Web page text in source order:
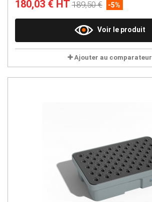
180,03 € HT 189,50 € -5%
Voir le produit
Ajouter au comparateur